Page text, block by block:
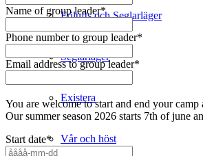
Frilufts och Seglarläger
Seglarläger
Existera
Vår och höst
Name of group leader*
Phone number to group leader*
Email address to group leader*
You are welcome to start and end your
Our summer season 2026 starts 7th of june
Start date*